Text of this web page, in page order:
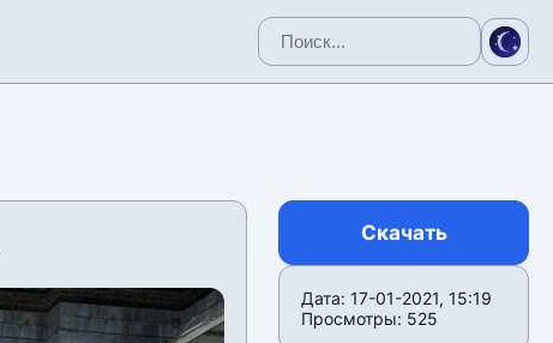
Скачать
Дата: 17-01-2021, 15:19
Просмотры: 525